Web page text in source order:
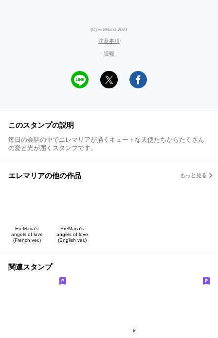
(C) EreMaria 2021
注意事項
通報
このスタンプの説明
毎日の会話の中でエレマリアが描くキュートな天使たちからたくさん
の愛と光が届くスタンプです。
エレマリアの他の作品 もっと見る
EreMaria's
angels of love
(French ver.)
EreMaria's
angels of love
(English ver.)
関連スタンプ